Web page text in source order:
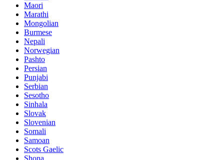
Maori
Marathi
Mongolian
Burmese
Nepali
Norwegian
Pashto
Persian
Punjabi
Serbian
Sesotho
Sinhala
Slovak
Slovenian
Somali
Samoan
Scots Gaelic
Shona